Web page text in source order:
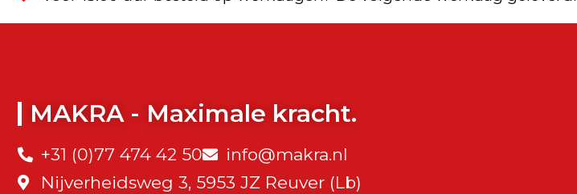
MAKRA - Maximale kracht.
+31 (0)77 474 42 50
info@makra.nl
Nijverheidsweg 3, 5953 JZ Reuver (Lb)